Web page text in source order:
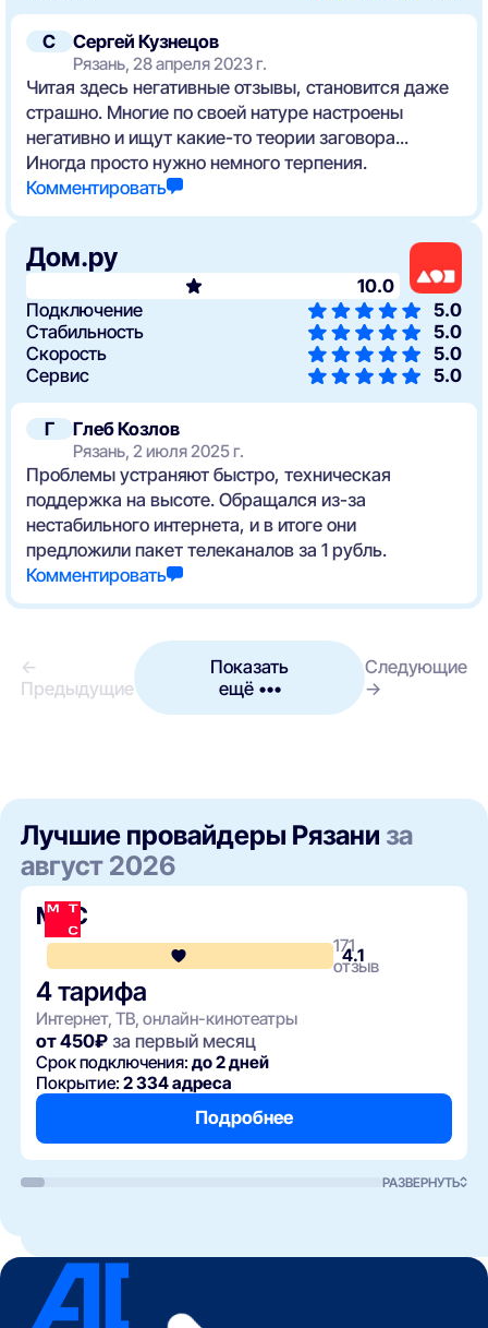
С Сергей Кузнецов
Рязань, 28 апреля 2023 г.
Читая здесь негативные отзывы, становится даже
страшно. Многие по своей натуре настроены
негативно и ищут какие-то теории заговора...
Иногда просто нужно немного терпения.
Комментировать
Г Глеб Козлов
Рязань, 2 июля 2025 г.
Проблемы устраняют быстро, техническая
поддержка на высоте. Обращался из-за
нестабильного интернета, и в итоге они
предложили пакет телеканалов за 1 рубль.
Комментировать
Дом.ру
10.0
Подключение
5.0
Стабильность
5.0
Скорость
5.0
Сервис
5.0
←
Предыдущие
Показать
ещё •••
Следующие
→
Лучшие провайдеры Рязани за
август 2026
МТС
4.1
171
отзыв
4 тарифа
Интернет, ТВ, онлайн-кинотеатры
от 450₽ за первый месяц
Срок подключения:до 2 дней
Покрытие:2 334 адреса
Подробнее
РАЗВЕРНУТЬ